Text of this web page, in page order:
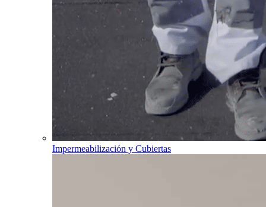
Impermeabilización y Cubiertas